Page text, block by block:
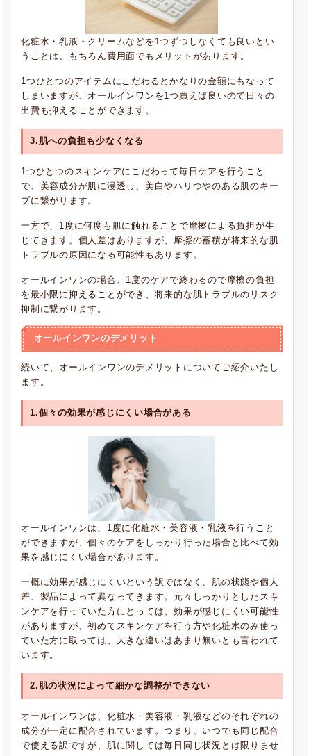
化粧水・乳液・クリームなどを1つずつしなくても良いとい
うことは、もちろん費用面でもメリットがあります。
1つひとつのアイテムにこだわるとかなりの金額にもなって
しまいますが、オールインワンを1つ買えば良いので日々の
出費も抑えることができます。
3.肌への負担も少なくなる
1つひとつのスキンケアにこだわって毎日ケアを行うこと
で、美容成分が肌に浸透し、美白やハリつやのある肌のキー
プに繋がります。
一方で、1度に何度も肌に触れることで摩擦による負担が生
じてきます。個人差はありますが、摩擦の蓄積が将来的な肌
トラブルの原因になる可能性もあります。
オールインワンの場合、1度のケアで終わるので摩擦の負担
を最小限に抑えることができ、将来的な肌トラブルのリスク
抑制に繋がります。
オールインワンのデメリット
続いて、オールインワンのデメリットについてご紹介いたし
ます。
1.個々の効果が感じにくい場合がある
オールインワンは、1度に化粧水・美容液・乳液を行うこと
ができますが、個々のケアをしっかり行った場合と比べて効
果を感じにくい場合があります。
一概に効果が感じにくいという訳ではなく、肌の状態や個人
差、製品によって異なってきます。元々しっかりとしたスキ
ンケアを行っていた方にとっては、効果が感じにくい可能性
がありますが、初めてスキンケアを行う方や化粧水のみ使っ
ていた方に取っては、大きな違いはあまり無いとも言われて
います。
2.肌の状況によって細かな調整ができない
オールインワンは、化粧水・美容液・乳液などのそれぞれの
成分が一定に配合されています。つまり、いつでも同じ配合
で使える訳ですが、肌に関しては毎日同じ状況とは限りませ